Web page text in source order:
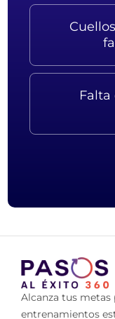
Alcanza tus metas
entrenamientos